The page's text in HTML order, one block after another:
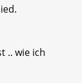
.. wie ich